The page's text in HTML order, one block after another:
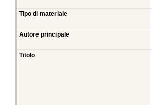
Tipo di materiale
Autore principale
Titolo